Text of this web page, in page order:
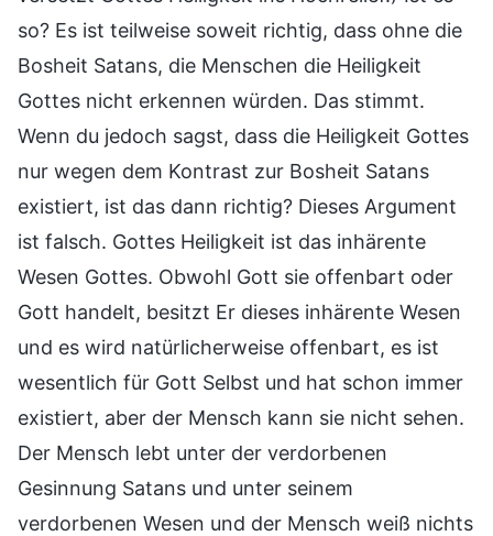
so? Es ist teilweise soweit richtig, dass ohne die
Bosheit Satans, die Menschen die Heiligkeit
Gottes nicht erkennen würden. Das stimmt.
Wenn du jedoch sagst, dass die Heiligkeit Gottes
nur wegen dem Kontrast zur Bosheit Satans
existiert, ist das dann richtig? Dieses Argument
ist falsch. Gottes Heiligkeit ist das inhärente
Wesen Gottes. Obwohl Gott sie offenbart oder
Gott handelt, besitzt Er dieses inhärente Wesen
und es wird natürlicherweise offenbart, es ist
wesentlich für Gott Selbst und hat schon immer
existiert, aber der Mensch kann sie nicht sehen.
Der Mensch lebt unter der verdorbenen
Gesinnung Satans und unter seinem
verdorbenen Wesen und der Mensch weiß nichts